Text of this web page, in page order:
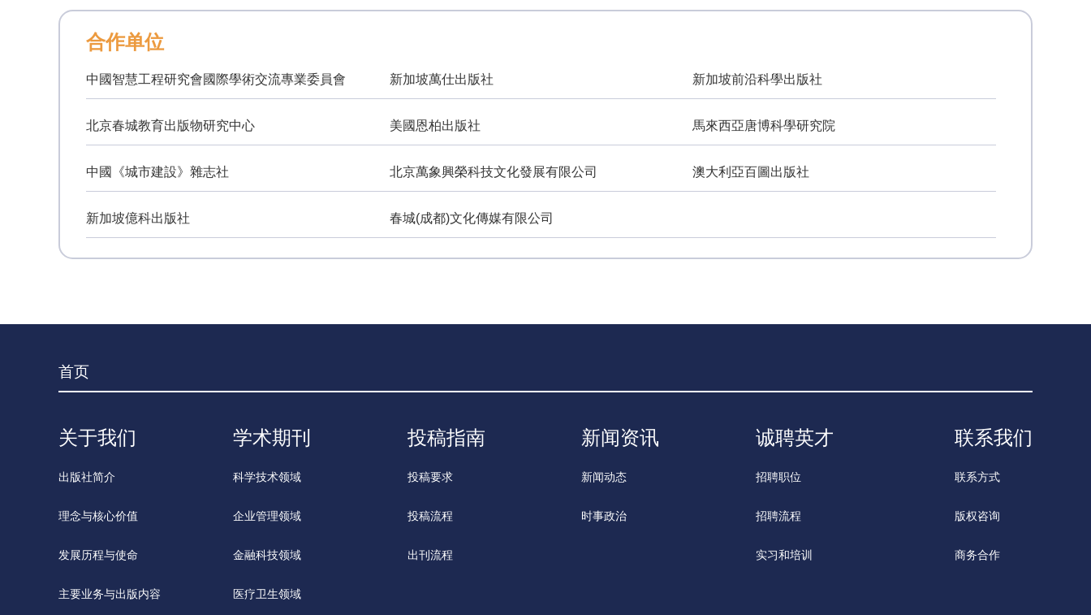
合作单位
中國智慧工程研究會國際學術交流專業委員會 新加坡萬仕出版社 新加坡前沿科學出版社
北京春城教育出版物研究中心 美國恩柏出版社 馬來西亞唐博科學研究院
中國《城市建設》雜志社 北京萬象興榮科技文化發展有限公司 澳大利亞百圖出版社
新加坡億科出版社 春城(成都)文化傳媒有限公司
首页
关于我们
出版社简介
理念与核心价值
发展历程与使命
主要业务与出版内容
学术期刊
科学技术领域
企业管理领域
金融科技领域
医疗卫生领域
投稿指南
投稿要求
投稿流程
出刊流程
新闻资讯
新闻动态
时事政治
诚聘英才
招聘职位
招聘流程
实习和培训
联系我们
联系方式
版权咨询
商务合作